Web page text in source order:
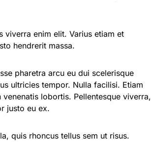
viverra enim elit. Varius etiam et
hendrerit massa.
pharetra arcu eu dui scelerisque
ultricies tempor. Nulla facilisi. Etiam
lobortis. Pellentesque viverra,
justo eu ex.
quis rhoncus tellus sem ut risus.